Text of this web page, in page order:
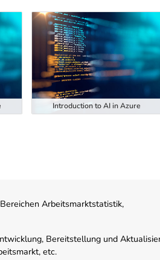
Introduction to AI in Azure
Arbeitsmarktstatistik,
Bereitstellung und
etc.